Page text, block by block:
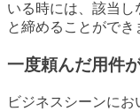
いる時には、該当
と締めることができ
一度頼んだ用件
ビジネスシーンに